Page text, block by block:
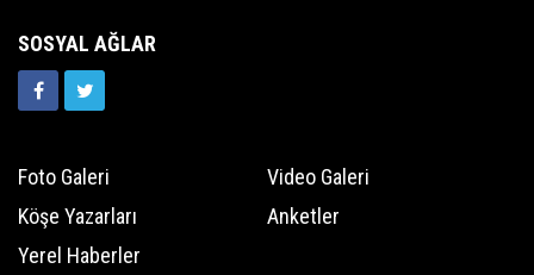
SOSYAL AĞLAR
Foto Galeri
Video Galeri
Köşe Yazarları
Anketler
Yerel Haberler